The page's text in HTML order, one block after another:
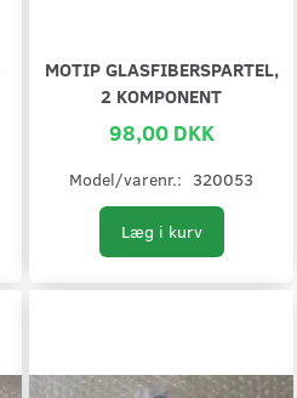
MOTIP GLASFIBERSPARTEL,
2 KOMPONENT
98,00 DKK
Model/varenr.: 320053
Læg i kurv